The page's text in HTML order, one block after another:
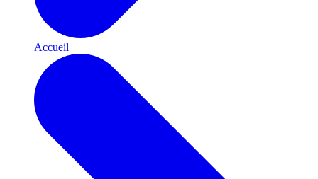
Accueil